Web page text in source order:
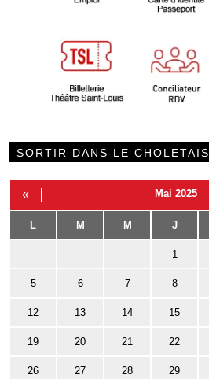
SORTIR DANS LE CHOLETAIS
« Mai 2025
L M M J
1
5 6 7 8
12 13 14 15
19 20 21 22
26 27 28 29